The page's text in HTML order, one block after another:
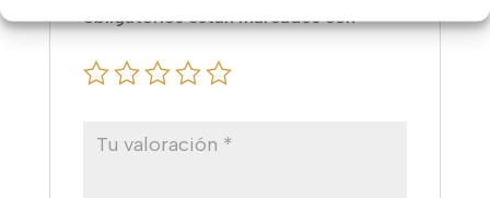
obligatorios están marcados con*